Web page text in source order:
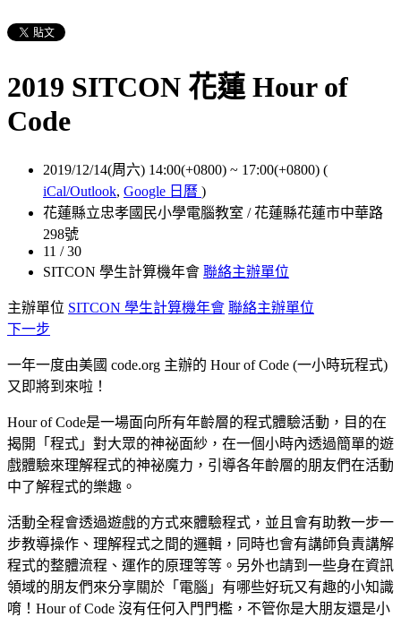
2019 SITCON 花蓮 Hour of
Code
2019/12/14(周六) 14:00(+0800) ~ 17:00(+0800) (
iCal/Outlook, Google 日曆 )
花蓮縣立忠孝國民小學電腦教室 / 花蓮縣花蓮市中華路
298號
11 / 30
SITCON 學生計算機年會 聯絡主辦單位
主辦單位 SITCON 學生計算機年會 聯絡主辦單位
下一步
一年一度由美國 code.org 主辦的 Hour of Code (一小時玩程式)
又即將到來啦！
Hour of Code是一場面向所有年齡層的程式體驗活動，目的在
揭開「程式」對大眾的神祕面紗，在一個小時內透過簡單的遊
戲體驗來理解程式的神祕魔力，引導各年齡層的朋友們在活動
中了解程式的樂趣。
活動全程會透過遊戲的方式來體驗程式，並且會有助教一步一
步教導操作、理解程式之間的邏輯，同時也會有講師負責講解
程式的整體流程、運作的原理等等。另外也請到一些身在資訊
領域的朋友們來分享關於「電腦」有哪些好玩又有趣的小知識
唷！Hour of Code 沒有任何入門門檻，不管你是大朋友還是小